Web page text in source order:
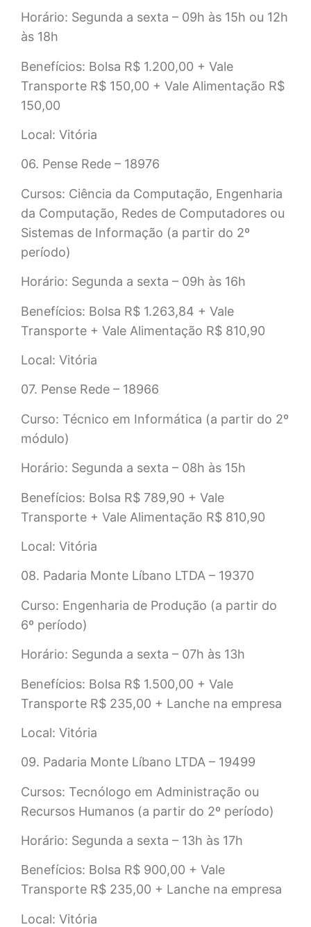
Horário: Segunda a sexta – 09h às 15h ou 12h
às 18h
Benefícios: Bolsa R$ 1.200,00 + Vale
Transporte R$ 150,00 + Vale Alimentação R$
150,00
Local: Vitória
06. Pense Rede – 18976
Cursos: Ciência da Computação, Engenharia
da Computação, Redes de Computadores ou
Sistemas de Informação (a partir do 2º
período)
Horário: Segunda a sexta – 09h às 16h
Benefícios: Bolsa R$ 1.263,84 + Vale
Transporte + Vale Alimentação R$ 810,90
Local: Vitória
07. Pense Rede – 18966
Curso: Técnico em Informática (a partir do 2º
módulo)
Horário: Segunda a sexta – 08h às 15h
Benefícios: Bolsa R$ 789,90 + Vale
Transporte + Vale Alimentação R$ 810,90
Local: Vitória
08. Padaria Monte Líbano LTDA – 19370
Curso: Engenharia de Produção (a partir do
6º período)
Horário: Segunda a sexta – 07h às 13h
Benefícios: Bolsa R$ 1.500,00 + Vale
Transporte R$ 235,00 + Lanche na empresa
Local: Vitória
09. Padaria Monte Líbano LTDA – 19499
Cursos: Tecnólogo em Administração ou
Recursos Humanos (a partir do 2º período)
Horário: Segunda a sexta – 13h às 17h
Benefícios: Bolsa R$ 900,00 + Vale
Transporte R$ 235,00 + Lanche na empresa
Local: Vitória